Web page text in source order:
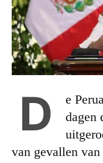
D
e
dagen
van gevallen